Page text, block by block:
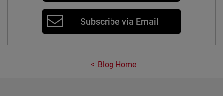
Subscribe via Email
Blog Home